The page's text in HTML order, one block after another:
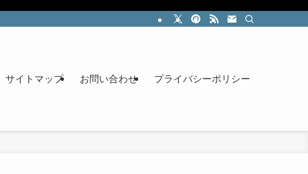
サイトマップ お問い合わせ プライバシーポリシー